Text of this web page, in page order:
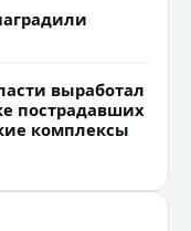
выработал
пострадавших
комплексы